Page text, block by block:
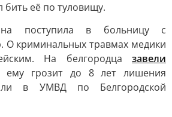
бить её по туловищу.
поступила в больницу с
О криминальных травмах медики
На белгородца завели
ему грозит до 8 лет лишения
в УМВД по Белгородской